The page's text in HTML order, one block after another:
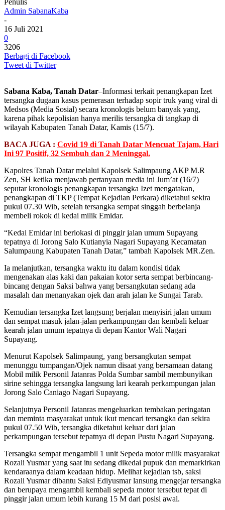
Admin SabanaKaba
-
16 Juli 2021
0
3206
Berbagi di Facebook
Tweet di Twitter
Sabana Kaba, Tanah Datar–Informasi terkait penangkapan Izet
tersangka dugaan kasus pemerasan terhadap sopir truk yang viral di
Medsos (Media Sosial) secara kronologis belum banyak yang,
karena pihak kepolisian hanya merilis tersangka di tangkap di
wilayah Kabupaten Tanah Datar, Kamis (15/7).
BACA JUGA : Covid 19 di Tanah Datar Mencuat Tajam, Hari
Ini 97 Positif, 32 Sembuh dan 2 Meninggal.
Kapolres Tanah Datar melalui Kapolsek Salimpaung AKP M.R
Zen, SH ketika menjawab pertanyaan media ini Jum’at (16/7)
seputar kronologis penangkapan tersangka Izet mengatakan,
penangkapan di TKP (Tempat Kejadian Perkara) diketahui sekira
pukul 07.30 Wib, setelah tersangka sempat singgah berbelanja
membeli rokok di kedai milik Emidar.
“Kedai Emidar ini berlokasi di pinggir jalan umum Supayang
tepatnya di Jorong Salo Kutianyia Nagari Supayang Kecamatan
Salumpaung Kabupaten Tanah Datar,” tambah Kapolsek MR.Zen.
Ia melanjutkan, tersangka waktu itu dalam kondisi tidak
mengenakan alas kaki dan pakaian kotor serta sempat berbincang-
bincang dengan Saksi bahwa yang bersangkutan sedang ada
masalah dan menanyakan ojek dan arah jalan ke Sungai Tarab.
Kemudian tersangka Izet langsung berjalan menyisiri jalan umum
dan sempat masuk jalan-jalan perkampungan dan kembali keluar
kearah jalan umum tepatnya di depan Kantor Wali Nagari
Supayang.
Menurut Kapolsek Salimpaung, yang bersangkutan sempat
menunggu tumpangan/Ojek namun disaat yang bersamaan datang
Mobil milik Personil Jatanras Polda Sumbar sambil membunyikan
sirine sehingga tersangka langsung lari kearah perkampungan jalan
Jorong Salo Caniago Nagari Supayang.
Selanjutnya Personil Jatanras mengeluarkan tembakan peringatan
dan meminta masyarakat untuk ikut mencari tersangka dan sekira
pukul 07.50 Wib, tersangka diketahui keluar dari jalan
perkampungan tersebut tepatnya di depan Pustu Nagari Supayang.
Tersangka sempat mengambil 1 unit Sepeda motor milik masyarakat
Rozali Yusmar yang saat itu sedang dikedai pupuk dan memarkirkan
kendaraanya dalam keadaan hidup. Melihat kejadian tsb, saksi
Rozali Yusmar dibantu Saksi Ediyusmar lansung mengejar tersangka
dan berupaya mengambil kembali sepeda motor tersebut tepat di
pinggir jalan umum lebih kurang 15 M dari posisi awal.